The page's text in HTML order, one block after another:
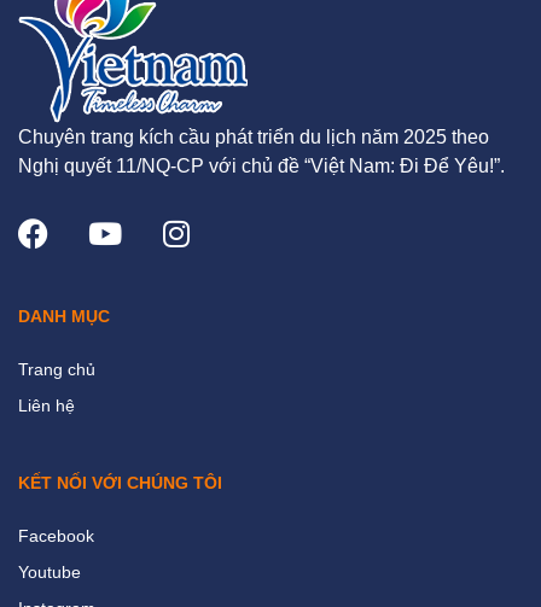
Chuyên trang kích cầu phát triển du lịch năm 2025 theo
Nghị quyết 11/NQ-CP với chủ đề “Việt Nam: Đi Để Yêu!”.
DANH MỤC
Trang chủ
Liên hệ
KẾT NỐI VỚI CHÚNG TÔI
Facebook
Youtube